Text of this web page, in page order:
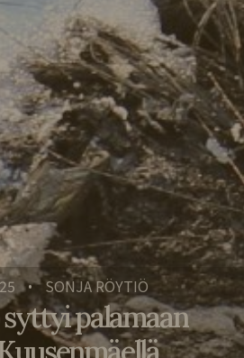
• SONJA RÖYTIÖ
palamaan